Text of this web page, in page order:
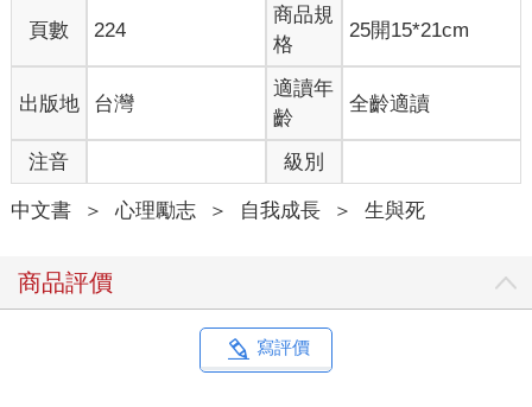
有時覺得一天怎麼那麼長，有時什麼也做不了，回過神來竟然
已經天黑了。
有些人則是覺得時間不再流逝，就此停住；或是自己的人生發
生了驚天動地的變化，現實世界卻依舊運轉，為此困惑不解。
被拋下的心情
一位四十多歲的女性在丈夫因為肝硬化過世後表示：「就像周
遭的人騎著腳踏車乘風奔馳，我卻獨自被遺留在馬路正中央一
般，不知道該怎麼辦。」
了。
這種情況並不稀奇，和重要的人死別的遺屬身上經常可見這種
如果遇上這種情況，不需要勉強自己早日打起精神。
最重要的是你還活著。
頁數 224
商品規
格
25開15*21cm
出版地 台灣
適讀年
齡
全齡適讀
注音 級別
中文書 ＞ 心理勵志 ＞ 自我成長 ＞ 生與死
商品評價
寫評價